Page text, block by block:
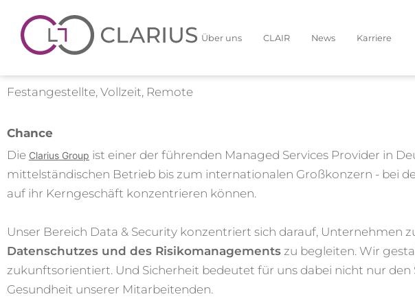
Über uns CLAIR News Karriere
Festangestellte, Vollzeit, Remote
Chance
Die Clarius Group ist einer der führenden Managed Services Provider in
mittelständischen Betrieb bis zum internationalen Großkonzern - bei
auf ihr Kerngeschäft konzentrieren können.
Unser Bereich Data & Security konzentriert sich darauf, Unternehmen
Datenschutzes und des Risikomanagements zu begleiten. Wir
zukunftsorientiert. Und Sicherheit bedeutet für uns dabei nicht nur
Gesundheit unserer Mitarbeitenden.